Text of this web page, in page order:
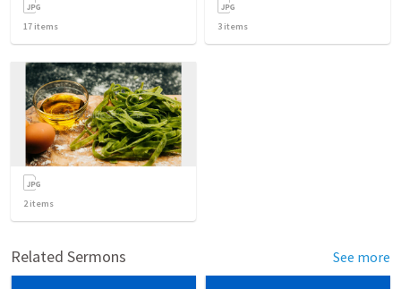
17 items 3 items
2items
Related Sermons See more